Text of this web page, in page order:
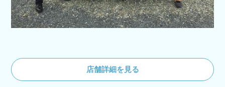
店舗詳細を見る